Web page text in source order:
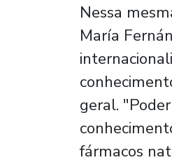
Nessa
María
geral.
fármacos